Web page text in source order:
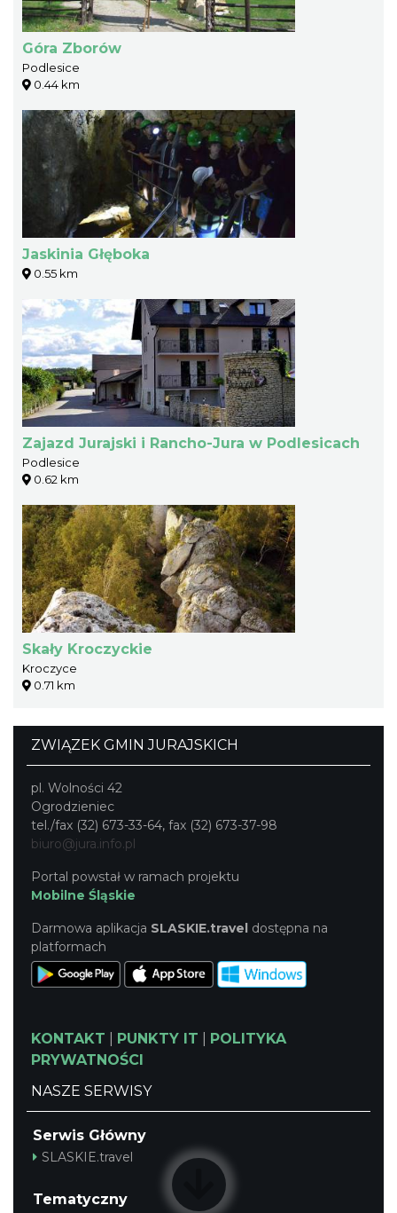
Góra Zborów
Podlesice
0.44 km
Jaskinia Głęboka
0.55 km
Zajazd Jurajski i Rancho-Jura w Podlesicach
Podlesice
0.62 km
Skały Kroczyckie
Kroczyce
0.71 km
ZWIĄZEK GMIN JURAJSKICH
pl. Wolności 42
Ogrodzieniec
tel./fax (32) 673-33-64, fax (32) 673-37-98
biuro@jura.info.pl
Portal powstał w ramach projektu
Mobilne Śląskie
Darmowa aplikacja SLASKIE.travel dostępna na
platformach
KONTAKT PUNKTY IT
POLITYKA
PRYWATNOŚCI
NASZE SERWISY
Serwis Główny
SLASKIE.travel
Tematyczny